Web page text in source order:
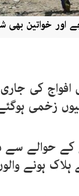
اور خواتین بھی
افواج کی
ہلاک اور دسیوں
کے حوالے